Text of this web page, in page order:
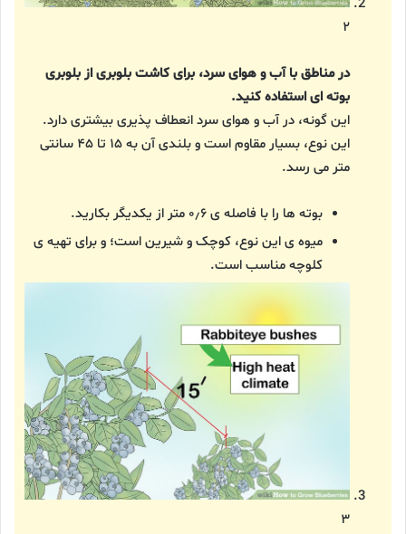
۲
در مناطق با آب و هوای سرد، برای کاشت بلوبری از بلوبری
بوته ای استفاده کنید.
این گونه، در آب و هوای سرد انعطاف پذیری بیشتری دارد.
این نوع، بسیار مقاوم است و بلندی آن به ۱۵ تا ۴۵ سانتی
متر می رسد.
بوته ها را با فاصله ی ۰٫۶ متر از یکدیگر بکارید.
میوه ی این نوع، کوچک و شیرین است؛ و برای تهیه ی
کلوچه مناسب است.
۳